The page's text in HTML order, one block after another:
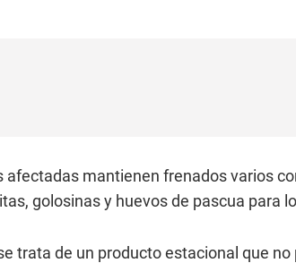
afectadas mantienen frenados varios
golosinas y huevos de pascua para
trata de un producto estacional que